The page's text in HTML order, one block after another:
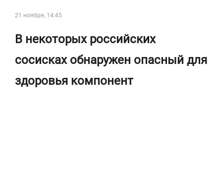
21 ноября, 14:45
В некоторых российских
сосисках обнаружен опасный для
здоровья компонент